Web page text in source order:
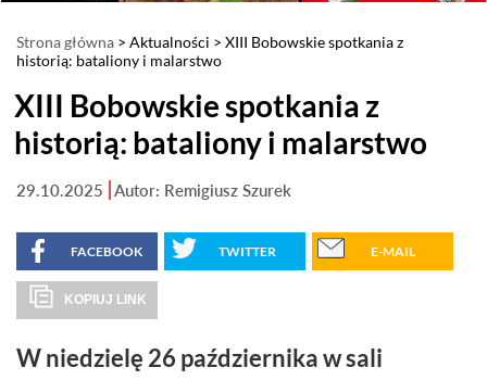
Strona główna > Aktualności > XIII Bobowskie spotkania z
historią: bataliony i malarstwo
XIII Bobowskie spotkania z
historią: bataliony i malarstwo
29.10.2025 Autor: Remigiusz Szurek
FACEBOOK TWITTER E-MAIL
KOPIUJ LINK
W niedzielę 26 października w sali